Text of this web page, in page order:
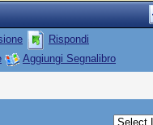
Rispondi
Aggiungi Segnalibro